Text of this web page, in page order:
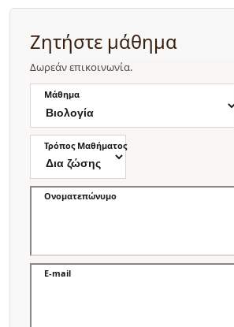
Ζητήστε μάθημα
Δωρεάν επικοινωνία.
Μάθημα
Τρόπος Μαθήματος
Ονοματεπώνυμο
E-mail